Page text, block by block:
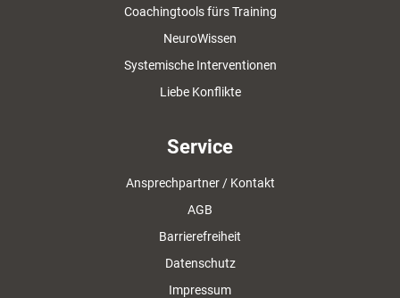
Coachingtools fürs Training
NeuroWissen
Systemische Interventionen
Liebe Konflikte
Service
Ansprechpartner / Kontakt
AGB
Barrierefreiheit
Datenschutz
Impressum